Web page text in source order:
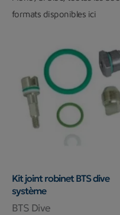
formats disponibles ici
Kit joint robinet BTS dive
système
BTS Dive